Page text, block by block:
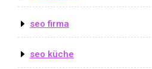
seo firma
seo küche